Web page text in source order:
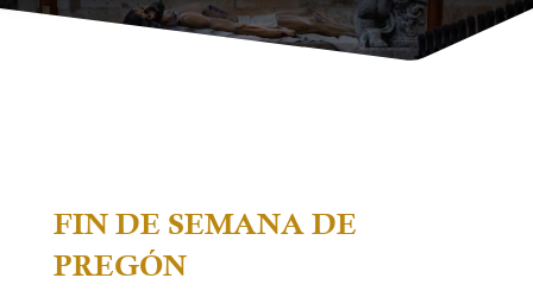
FIN DE SEMANA DE
PREGÓN